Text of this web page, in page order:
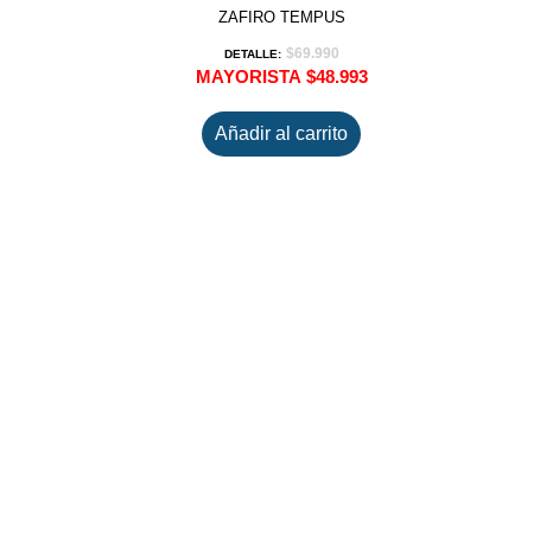
ZAFIRO TEMPUS
DETALLE: $69.990
MAYORISTA $48.993
Añadir al carrito